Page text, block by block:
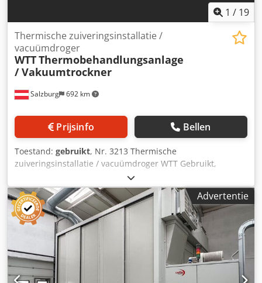
1 / 19
Salzburg 692 km
Thermische zuiveringsinstallatie /
vacuümdroger
WTTThermobehandlungsanlage
/ Vakuumtrockner
Prijsinfo Bellen
Toestand: gebruikt, Nr. 3213 Thermische
zuiveringsinstallatie / vacuümdroger WTT Gebruikt,
bouwjaar 2017 Thermische behandelingsinstallatie /
thermische kamer voor het modificeren van hout De WTT-
thermische kamer is een systeem voor de thermische
modificatie van hout. Het maakt een efficiënte behandeling
van 2 tot 3 batches per dag mogelijk, afhankelijk van de
dikte en het type hout. De installatie beschikt over een
krachtig energie- en warmteoverdrachtssysteem en werkt
met een gas- of oliegestookt ketelsysteem dat thermische
olie als warmteoverdrachtsmedium gebruikt. Technische
Advertentie